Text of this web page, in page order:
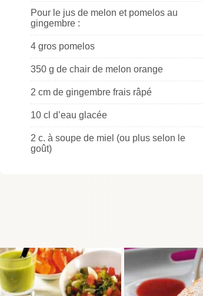
Pour le jus de melon et pomelos au
gingembre :
4 gros pomelos
350 g de chair de melon orange
2 cm de gingembre frais râpé
10 cl d’eau glacée
2 c. à soupe de miel (ou plus selon le
goût)